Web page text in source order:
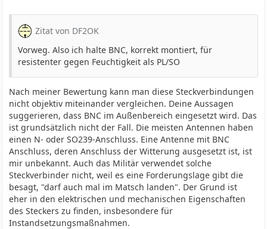
Zitat von DF2OK
Vorweg. Also ich halte BNC, korrekt montiert, für
resistenter gegen Feuchtigkeit als PL/SO
Nach meiner Bewertung kann man diese Steckverbindungen
nicht objektiv miteinander vergleichen. Deine Aussagen
suggerieren, dass BNC im Außenbereich eingesetzt wird. Das
ist grundsätzlich nicht der Fall. Die meisten Antennen haben
einen N- oder SO239-Anschluss. Eine Antenne mit BNC
Anschluss, deren Anschluss der Witterung ausgesetzt ist, ist
mir unbekannt. Auch das Militär verwendet solche
Steckverbinder nicht, weil es eine Forderungslage gibt die
besagt, "darf auch mal im Matsch landen". Der Grund ist
eher in den elektrischen und mechanischen Eigenschaften
des Steckers zu finden, insbesondere für
Instandsetzungsmaßnahmen.